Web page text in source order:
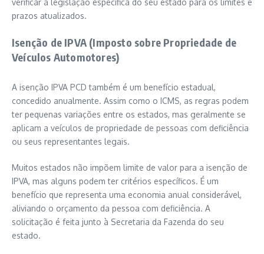
prazos atualizados.
Isenção de IPVA (Imposto sobre Propriedade de
Veículos Automotores)
A isenção IPVA PCD também é um benefício estadual,
concedido anualmente. Assim como o ICMS, as regras podem
ter pequenas variações entre os estados, mas geralmente se
aplicam a veículos de propriedade de pessoas com deficiência
ou seus representantes legais.
Muitos estados não impõem limite de valor para a isenção de
IPVA, mas alguns podem ter critérios específicos. É um
benefício que representa uma economia anual considerável,
aliviando o orçamento da pessoa com deficiência. A
solicitação é feita junto à Secretaria da Fazenda do seu
estado.